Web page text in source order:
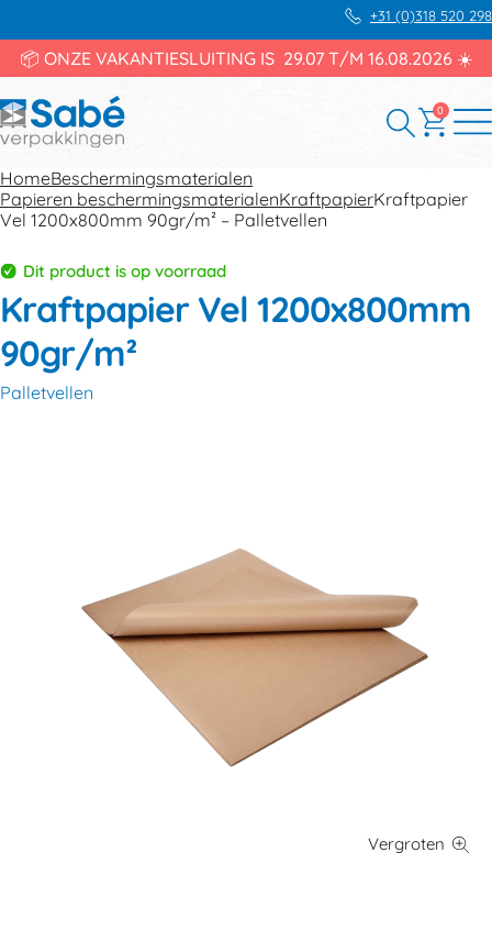
+31 (0)318 520 298
📦 ONZE VAKANTIESLUITING IS 29.07 T/M 16.08.2026 ☀️
0
HomeBeschermingsmaterialen
Papieren beschermingsmaterialenKraftpapierKraftpapier
Vel 1200x800mm 90gr/m² – Palletvellen
Dit product is op voorraad
Kraftpapier Vel 1200x800mm
90gr/m²
Palletvellen